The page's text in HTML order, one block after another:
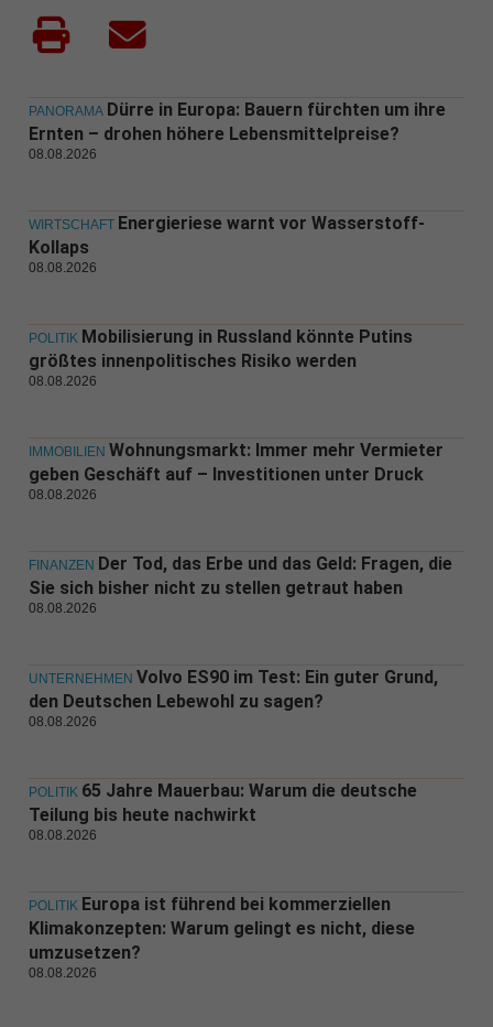
PANORAMA Dürre in Europa: Bauern fürchten um ihre
Ernten – drohen höhere Lebensmittelpreise?
08.08.2026
WIRTSCHAFT Energieriese warnt vor Wasserstoff-
Kollaps
08.08.2026
POLITIK Mobilisierung in Russland könnte Putins
größtes innenpolitisches Risiko werden
08.08.2026
IMMOBILIEN Wohnungsmarkt: Immer mehr Vermieter
geben Geschäft auf – Investitionen unter Druck
08.08.2026
FINANZEN Der Tod, das Erbe und das Geld: Fragen, die
Sie sich bisher nicht zu stellen getraut haben
08.08.2026
UNTERNEHMEN Volvo ES90 im Test: Ein guter Grund,
den Deutschen Lebewohl zu sagen?
08.08.2026
POLITIK 65 Jahre Mauerbau: Warum die deutsche
Teilung bis heute nachwirkt
08.08.2026
POLITIK Europa ist führend bei kommerziellen
Klimakonzepten: Warum gelingt es nicht, diese
umzusetzen?
08.08.2026